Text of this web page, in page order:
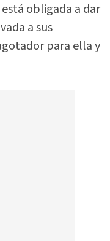
obligada a dar
a sus
para ella y